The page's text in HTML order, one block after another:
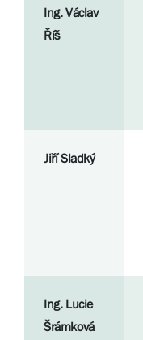
Ing. Václav
Říš
Jiří Sladký
Ing. Lucie
Šrámková